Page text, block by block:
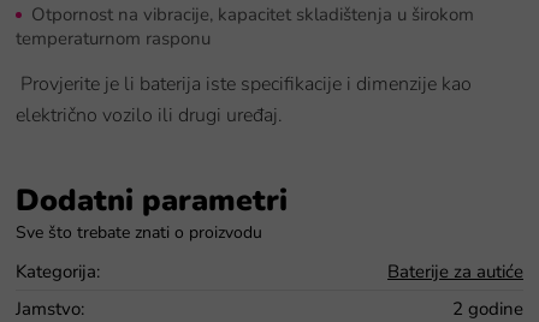
Otpornost na vibracije, kapacitet skladištenja u širokom
temperaturnom rasponu
Provjerite je li baterija iste specifikacije i dimenzije kao
električno vozilo ili drugi uređaj.
Dodatni parametri
Kategorija:
Baterije za autiće
Jamstvo:
2 godine